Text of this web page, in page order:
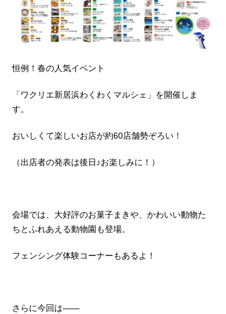
恒例！春の人気イベント
「ワクリエ新居浜わくわくマルシェ」を開催しま
す。
おいしくて楽しいお店が約60店舗勢ぞろい！
（出店者の発表は後日♪お楽しみに！）
会場では、大好評のお菓子まきや、かわいい動物た
ちとふれあえる動物園も登場。
フェンシング体験コーナーもあるよ！
さらに今回は――